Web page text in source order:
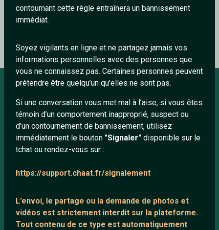
contournant cette règle entraînera un bannissement
immédiat.
Soyez vigilants en ligne et ne partagez jamais vos
informations personnelles avec des personnes que
vous ne connaissez pas. Certaines personnes peuvent
prétendre être quelqu’un qu’elles ne sont pas.
Si une conversation vous met mal à l’aise, si vous êtes
témoin d’un comportement inapproprié, suspect ou
d’un contournement de bannissement, utilisez
immédiatement le bouton "Signaler" disponible sur le
tchat ou rendez-vous sur :
https://support.chaat.fr/signalement
L’envoi, le partage ou la demande de photos et
vidéos est strictement interdit sur la plateforme.
Tout contenu de ce type est automatiquement
Le profil n'a pas encore de commentaire.
À PROPOS
Conditions générales
À propos
Mentions légales
Protection mineurs
Blog